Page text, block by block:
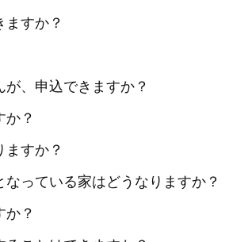
ますか？
、申込できますか？
か？
ますか？
っている家はどうなりますか？
か？